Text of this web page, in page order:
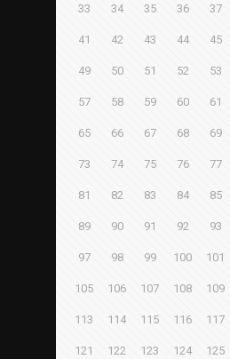
33 34 35 36 37
41 42 43 44 45
49 50 51 52 53
57 58 59 60 61
65 66 67 68 69
73 74 75 76 77
81 82 83 84 85
89 90 91 92 93
97 98 99 100 101
105 106 107 108 109
113 114 115 116 117
121 122 123 124 125